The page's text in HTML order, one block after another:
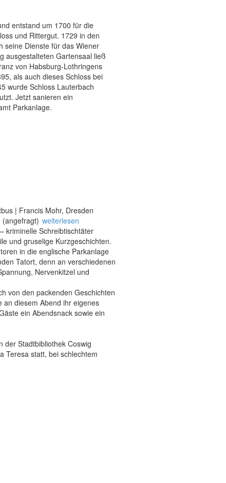
entstand um 1700 für die
und Rittergut. 1729 in den
seine Dienste für das Wiener
ausgestalteten Gartensaal ließ
von Habsburg-Lothringens
als auch dieses Schloss bei
wurde Schloss Lauterbach
Jetzt sanieren ein
Parkanlage.
| Francis Mohr, Dresden
(angefragt) weiterlesen
kriminelle Schreibtischtäter
und gruselige Kurzgeschichten.
in die englische Parkanlage
Tatort, denn an verschiedenen
Nervenkitzel und
von den packenden Geschichten
an diesem Abend ihr eigenes
ein Abendsnack sowie ein
der Stadtbibliothek Coswig
Teresa statt, bei schlechtem